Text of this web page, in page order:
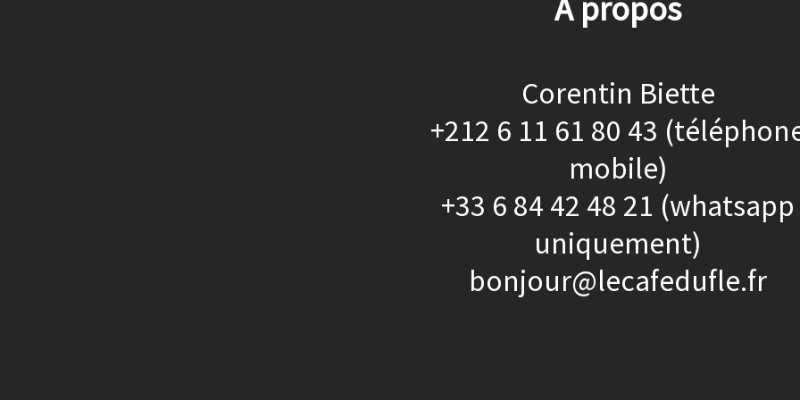
Corentin Biette
+212 6 11 61 80 43
mobile)
+33 6 84 42 48 21 (whatsapp
uniquement)
bonjour@lecafedufle.fr